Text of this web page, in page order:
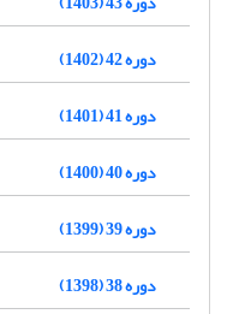
دوره 42 (1402)
دوره 41 (1401)
دوره 40 (1400)
دوره 39 (1399)
دوره 38 (1398)